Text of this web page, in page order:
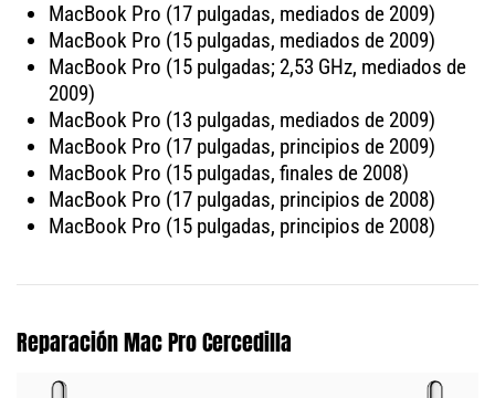
MacBook Pro (17 pulgadas, mediados de 2009)
MacBook Pro (15 pulgadas, mediados de 2009)
MacBook Pro (15 pulgadas; 2,53 GHz, mediados de
2009)
MacBook Pro (13 pulgadas, mediados de 2009)
MacBook Pro (17 pulgadas, principios de 2009)
MacBook Pro (15 pulgadas, finales de 2008)
MacBook Pro (17 pulgadas, principios de 2008)
MacBook Pro (15 pulgadas, principios de 2008)
Reparación Mac Pro Cercedilla